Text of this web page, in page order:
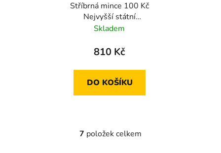
Stříbrná mince 100 Kč
Nejvyšší státní
zastupitelství 2024
Skladem
810 Kč
DO KOŠÍKU
Ovládací prvky výpisu
7 položek celkem